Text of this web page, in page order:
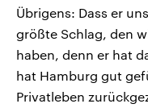
Übrigens: Dass er
größte Schlag, den
haben, denn er hat
hat Hamburg gut
Privatleben